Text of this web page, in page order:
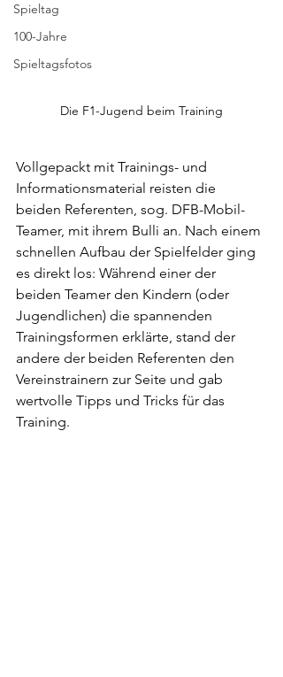
Spieltag
100-Jahre
Spieltagsfotos
Die F1-Jugend beim Training
Vollgepackt mit Trainings- und
Informationsmaterial reisten die
beiden Referenten, sog. DFB-Mobil-
Teamer, mit ihrem Bulli an. Nach einem
schnellen Aufbau der Spielfelder ging
es direkt los: Während einer der
beiden Teamer den Kindern (oder
Jugendlichen) die spannenden
Trainingsformen erklärte, stand der
andere der beiden Referenten den
Vereinstrainern zur Seite und gab
wertvolle Tipps und Tricks für das
Training.